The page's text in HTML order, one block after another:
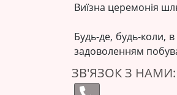
Виїзна церемонія
Будь-де, будь-коли,
задоволенням
ЗВ'ЯЗОК З НАМИ: